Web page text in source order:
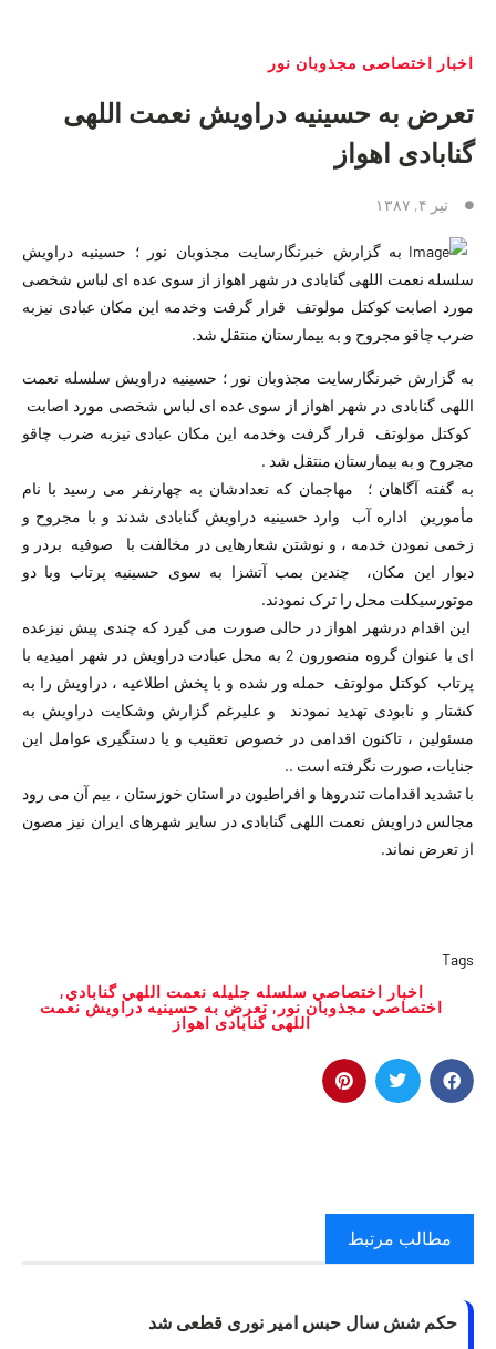
اخبار اختصاصی مجذوبان نور
تعرض به حسینیه دراویش نعمت اللهی
گنابادی اهواز
تیر ۴, ۱۳۸۷
به گزارش خبرنگارسایت مجذوبان نور ؛ حسینیه دراویش
سلسله نعمت اللهی گنابادی در شهر اهواز از سوی عده ای لباس شخصی
مورد اصابت کوکتل مولوتف قرار گرفت وخدمه این مکان عبادی نیزبه
ضرب چاقو مجروح و به بیمارستان منتقل شد.
به گزارش خبرنگارسایت مجذوبان نور ؛ حسینیه دراویش سلسله نعمت
اللهی گنابادی در شهر اهواز از سوی عده ای لباس شخصی مورد اصابت
کوکتل مولوتف قرار گرفت وخدمه این مکان عبادی نیزبه ضرب چاقو
مجروح و به بیمارستان منتقل شد .
به گفته آگاهان ؛ مهاجمان که تعدادشان به چهارنفر می رسید با نام
مأمورین اداره آب وارد حسینیه دراویش گنابادی شدند و با مجروح و
زخمی نمودن خدمه ، و نوشتن شعارهایی در مخالفت با صوفیه بردر و
دیوار این مکان، چندین بمب آتشزا به سوی حسینیه پرتاب وبا دو
موتورسیکلت محل را ترک نمودند.
این اقدام درشهر اهواز در حالی صورت می گیرد که چندی پیش نیزعده
ای با عنوان گروه منصورون 2 به محل عبادت دراویش در شهر امیدیه با
پرتاب کوکتل مولوتف حمله ور شده و با پخش اطلاعیه ، دراویش را به
کشتار و نابودی تهدید نمودند و علیرغم گزارش وشکایت دراویش به
مسئولین ، تاکنون اقدامی در خصوص تعقیب و یا دستگیری عوامل این
جنایات، صورت نگرفته است ..
با تشدید اقدامات تندروها و افراطیون در استان خوزستان ، بیم آن می رود
مجالس دراویش نعمت اللهی گنابادی در سایر شهرهای ایران نیز مصون
از تعرض نماند.
Tags
اخبار اختصاصي سلسله جليله نعمت اللهي گنابادي,
اختصاصي مجذوبان نور , تعرض به حسینیه دراویش نعمت
اللهی گنابادی اهواز
مطالب مرتبط
حکم شش سال حبس امیر نوری قطعی شد